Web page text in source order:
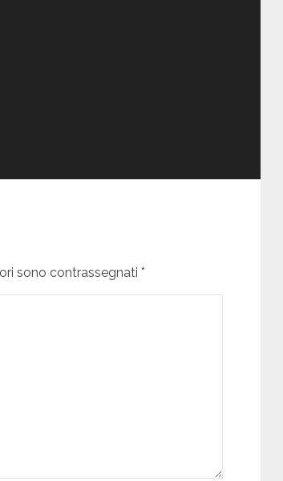
sono contrassegnati *